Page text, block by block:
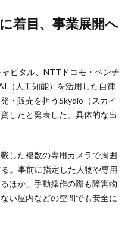
ピタル、NTTドコモ・ベンチ
（人工知能）を活用した自律
・販売を担うSkydio（スカイ
したと発表した。具体的な出
した複数の専用カメラで周囲
。事前に指定した人物や専用
ほか、手動操作の際も障害物
い屋内などの空間でも安全に